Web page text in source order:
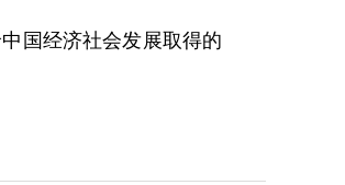
国经济社会发展取得的